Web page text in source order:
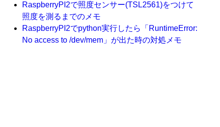
RaspberryPI2で照度センサー(TSL2561)をつけて
照度を測るまでのメモ
RaspberryPI2でpython実行したら「RuntimeError:
No access to /dev/mem」が出た時の対処メモ